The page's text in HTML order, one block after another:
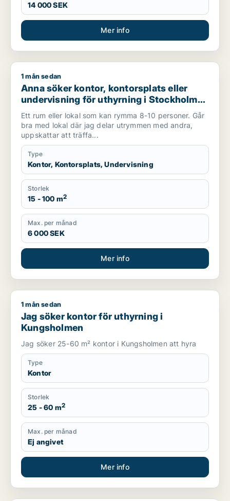
14 000 SEK
Mer info
Anna söker kontor, kontorsplats eller undervisning för
1 mån sedan
Anna söker kontor, kontorsplats eller
undervisning för uthyrning i Stockholm
Innerstad, Kungsholmen eller Vasastan
m.fl.
Ett rum eller lokal som kan rymma 8-10 personer. Går
bra med lokal där jag delar utrymmen med andra,
uppskattar att träffa...
Type
Kontor, Kontorsplats, Undervisning
Storlek
15 - 100 m2
Max. per månad
6 000 SEK
Mer info
Jag söker kontor för uthyrning i Kungsholmen
1 mån sedan
Jag söker kontor för uthyrning i
Kungsholmen
Jag söker 25-60 m² kontor i Kungsholmen att hyra
Type
Kontor
Storlek
25 - 60 m2
Max. per månad
Ej angivet
Mer info